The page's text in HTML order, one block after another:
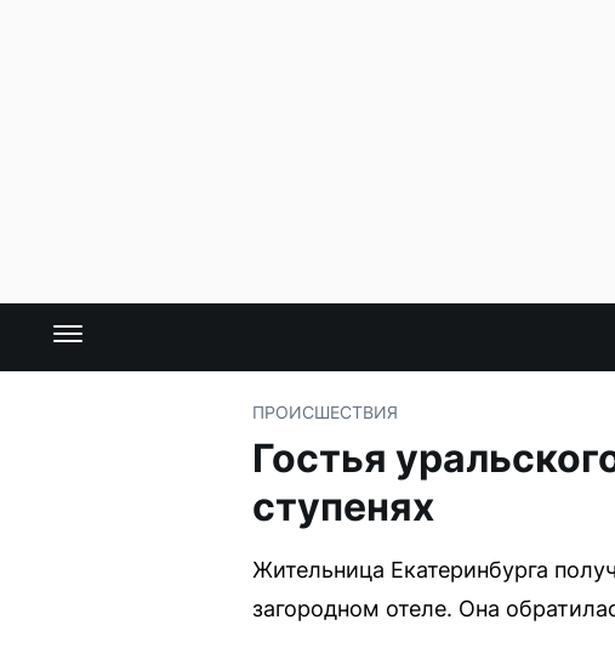
ПРОИСШЕСТВИЯ
Гостья
ступенях
Жительница Екатеринбурга
загородном отеле. Она